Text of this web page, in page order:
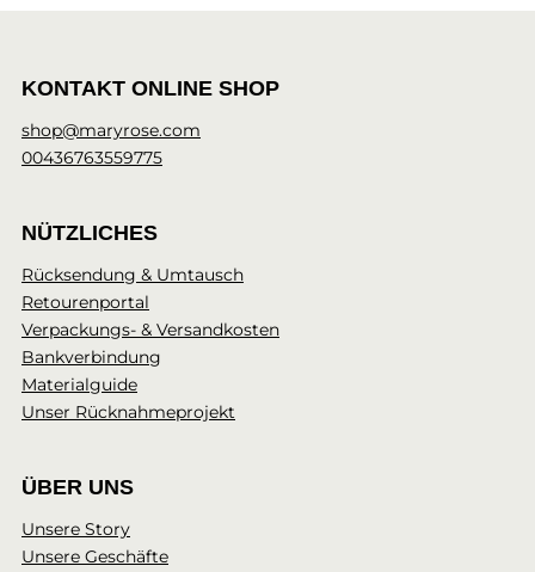
KONTAKT ONLINE SHOP
shop@maryrose.com
00436763559775
NÜTZLICHES
Rücksendung & Umtausch
Retourenportal
Verpackungs- & Versandkosten
Bankverbindung
Materialguide
Unser Rücknahmeprojekt
ÜBER UNS
Unsere Story
Unsere Geschäfte